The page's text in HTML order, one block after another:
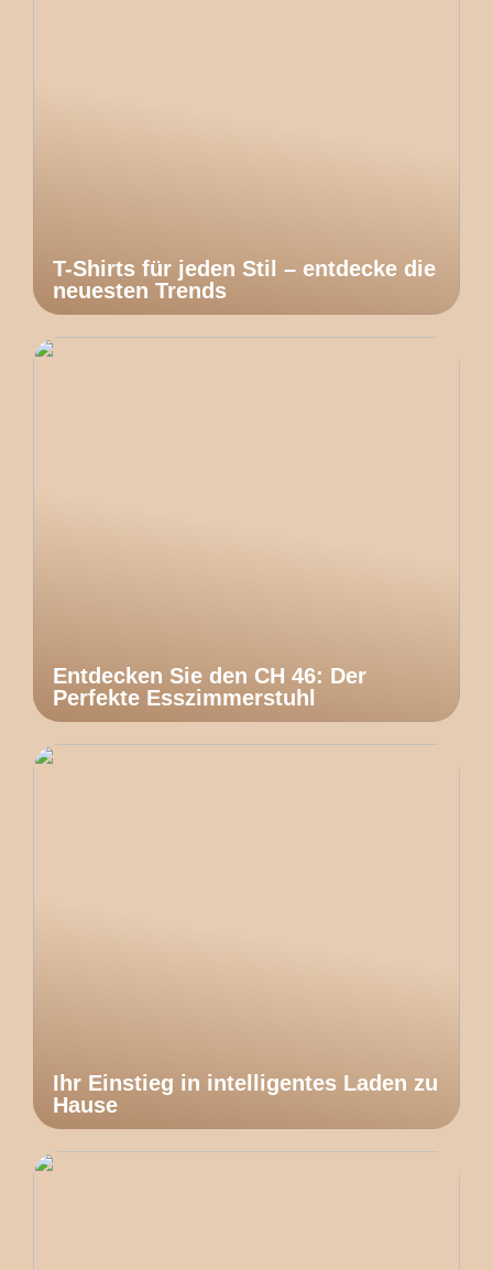
T-Shirts für jeden Stil – entdecke die
neuesten Trends
Entdecken Sie den CH 46: Der
Perfekte Esszimmerstuhl
Ihr Einstieg in intelligentes Laden zu
Hause